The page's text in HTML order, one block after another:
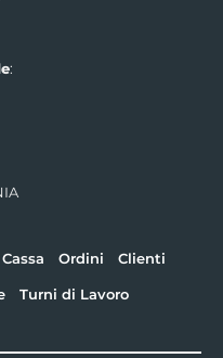
:
Ordini Clienti
Turni di Lavoro